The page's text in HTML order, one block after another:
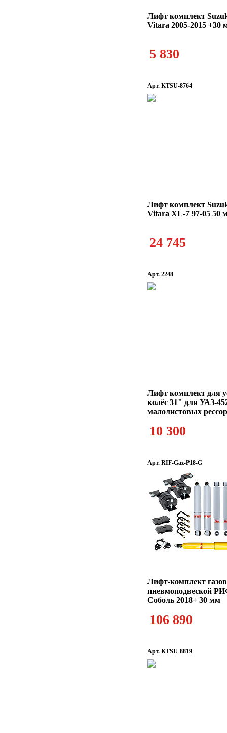
Лифт комплект
Vitara 2005-2015 +30
5 830
Арт. KTSU-8764
Лифт комплект
Vitara XL-7 97-05 50
24 745
Арт. 2248
Лифт комплект для
колёс 31" для УАЗ-
малолистовых
10 300
Арт. RIF-Gaz-P18-G
Лифт-комплект
пневмоподвеской
Соболь 2018+ 30 мм
106 890
Арт. KTSU-8819